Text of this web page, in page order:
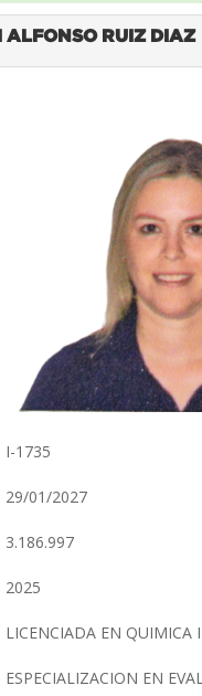
RUIZ DIAZ
I-1735
29/01/2027
3.186.997
2025
LICENCIADA EN QUIMICA
ESPECIALIZACION EN